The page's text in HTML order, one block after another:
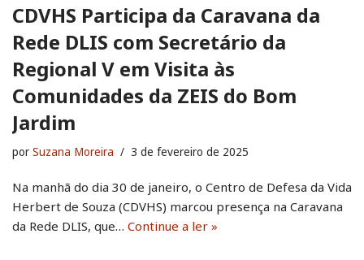
CDVHS Participa da Caravana da
Rede DLIS com Secretário da
Regional V em Visita às
Comunidades da ZEIS do Bom
Jardim
por Suzana Moreira 3 de fevereiro de 2025
Na manhã do dia 30 de janeiro, o Centro de Defesa da Vida
Herbert de Souza (CDVHS) marcou presença na Caravana
da Rede DLIS, que… Continue a ler »